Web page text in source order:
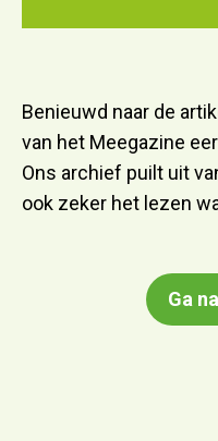
Benieuwd naar de
van het Meegazine
Ons archief puilt uit
ook zeker het lezen
Ga